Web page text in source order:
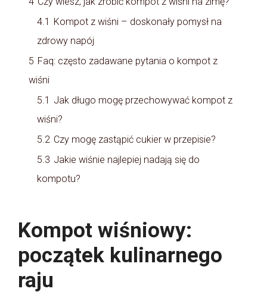
4.1 Kompot z wiśni – doskonały pomysł na
zdrowy napój
5 Faq: często zadawane pytania o kompot z
wiśni
5.1 Jak długo mogę przechowywać kompot z
wiśni?
5.2 Czy mogę zastąpić cukier w przepisie?
5.3 Jakie wiśnie najlepiej nadają się do
kompotu?
Kompot wiśniowy:
początek kulinarnego
raju